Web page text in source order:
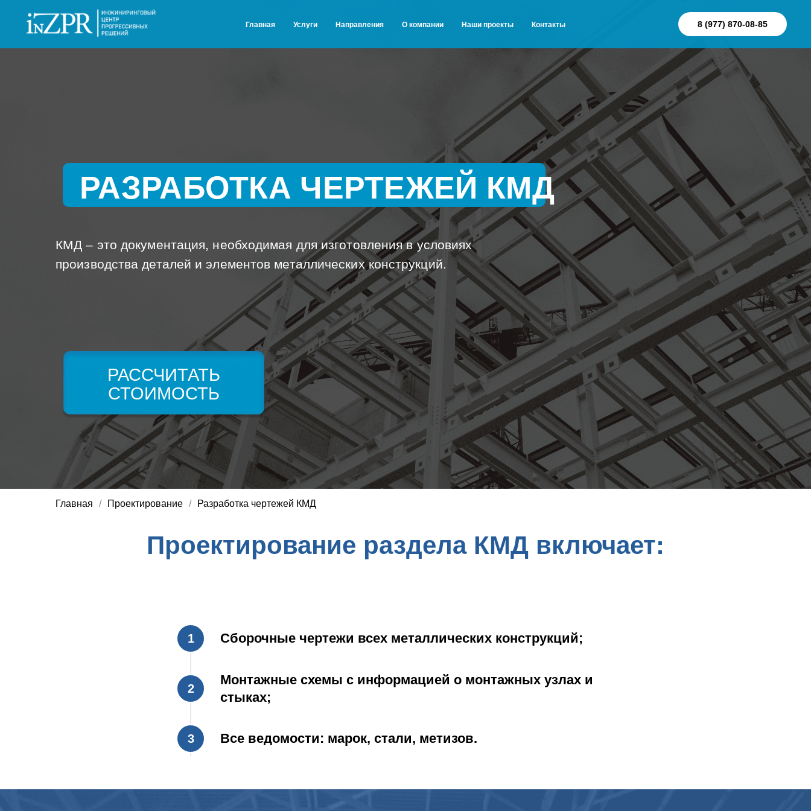
Главная Услуги Направления О компании Наши проекты Контакты 8 (977) 870-08-85
КМД – это документация, необходимая для изготовления в условиях
производства деталей и элементов металлических конструкций.
РАЗРАБОТКА ЧЕРТЕЖЕЙ КМД
РАССЧИТАТЬ
СТОИМОСТЬ
Главная / Проектирование / Разработка чертежей КМД
Проектирование раздела КМД включает:
1 Сборочные чертежи всех металлических конструкций;
2
Монтажные схемы с информацией о монтажных узлах и
стыках;
3 Все ведомости: марок, стали, метизов.